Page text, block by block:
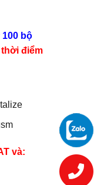
bộ
điểm
và: